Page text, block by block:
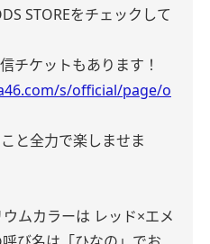
STOREをチェックして
チケットもあります！
s/official/page/o
と全力で楽しませま
ムカラーは レッド×エメ